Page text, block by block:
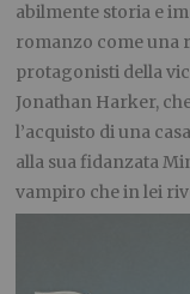
abilmente storia e
romanzo come una
protagonisti della
Jonathan Harker,
l’acquisto di una
alla sua fidanzata
vampiro che in lei